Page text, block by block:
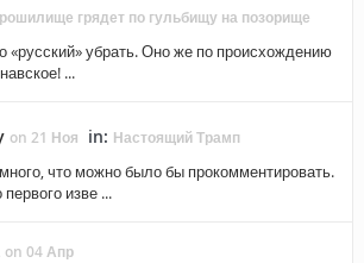
грядет по гульбищу на позорище
«русский» убрать. Оно же по происхождению
...
on 21 Ноя in: Настоящий Трамп
что можно было бы прокомментировать.
изве ...
on 04 Апр